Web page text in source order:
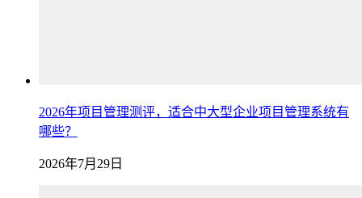
2026年项目管理测评，适合中大型企业项目管理系统有
哪些？
2026年7月29日